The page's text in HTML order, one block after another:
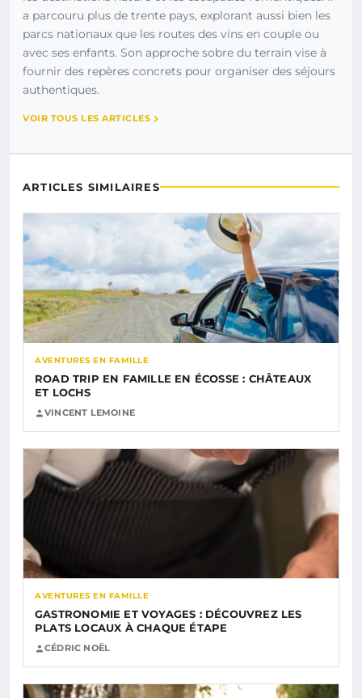
a parcouru plus de trente pays, explorant aussi bien les
parcs nationaux que les routes des vins en couple ou
avec ses enfants. Son approche sobre du terrain vise à
fournir des repères concrets pour organiser des séjours
authentiques.
VOIR TOUS LES ARTICLES
ARTICLES SIMILAIRES
AVENTURES EN FAMILLE
ROAD TRIP EN FAMILLE EN ÉCOSSE : CHÂTEAUX
ET LOCHS
VINCENT LEMOINE
AVENTURES EN FAMILLE
GASTRONOMIE ET VOYAGES : DÉCOUVREZ LES
PLATS LOCAUX À CHAQUE ÉTAPE
CÉDRIC NOËL